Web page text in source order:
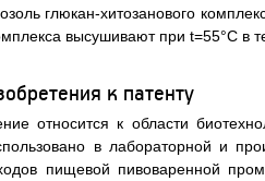
глюкан-хитозанового
высушивают при t=55°C в
к патенту
относится к области
в лабораторной и
пищевой пивоваренной